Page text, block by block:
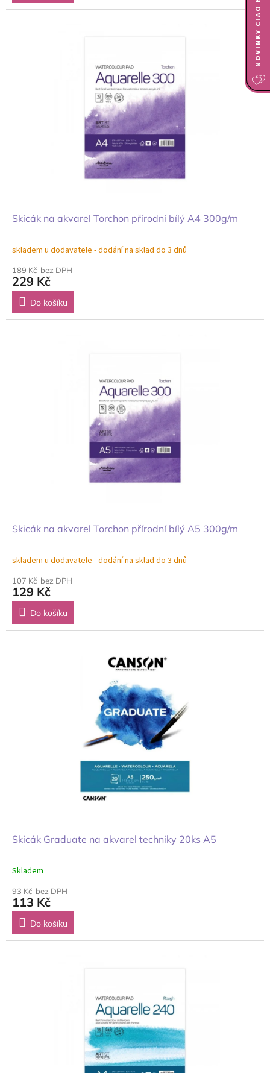
Skicák na akvarel Torchon přírodní bílý A4 300g/m
skladem u dodavatele - dodání na sklad do 3 dnů
189 Kč bez DPH
229 Kč
Do košíku
Skicák na akvarel Torchon přírodní bílý A5 300g/m
skladem u dodavatele - dodání na sklad do 3 dnů
107 Kč bez DPH
129 Kč
Do košíku
Skicák Graduate na akvarel techniky 20ks A5
Skladem
93 Kč bez DPH
113 Kč
Do košíku
NOVINKY CIAO BELLA